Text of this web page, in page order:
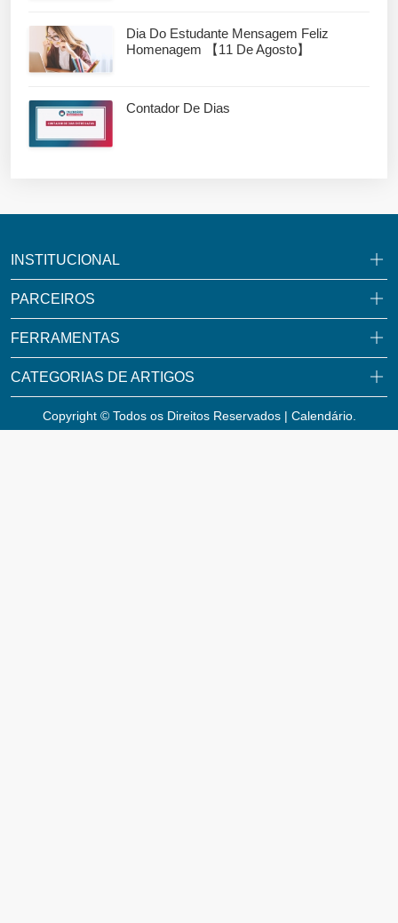
Dia Do Estudante Mensagem Feliz
Homenagem 【11 De Agosto】
Contador De Dias
INSTITUCIONAL
PARCEIROS
FERRAMENTAS
CATEGORIAS DE ARTIGOS
Copyright © Todos os Direitos Reservados | Calendário.